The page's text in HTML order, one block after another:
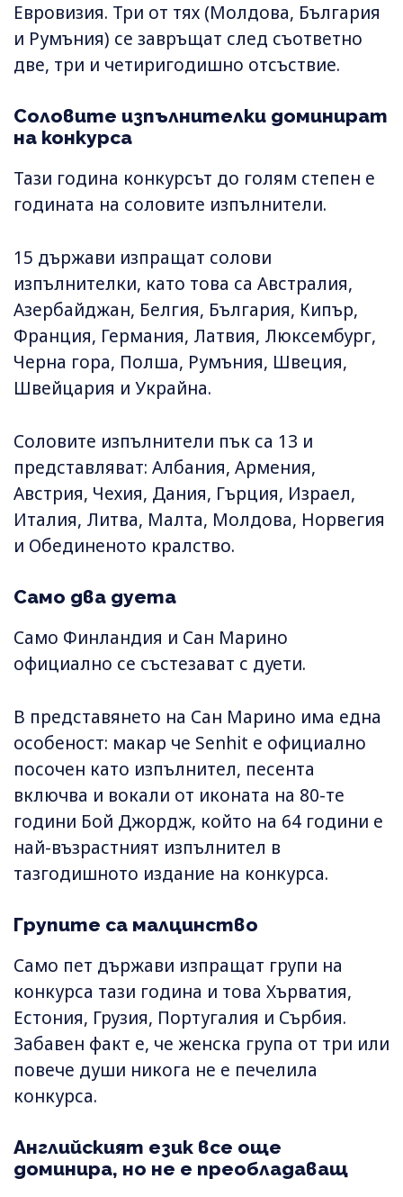
Евровизия. Три от тях (Молдова, България
и Румъния) се завръщат след съответно
две, три и четиригодишно отсъствие.
Соловите изпълнителки доминират
на конкурса
Тази година конкурсът до голям степен е
годината на соловите изпълнители.
15 държави изпращат солови
изпълнителки, като това са Австралия,
Азербайджан, Белгия, България, Кипър,
Франция, Германия, Латвия, Люксембург,
Черна гора, Полша, Румъния, Швеция,
Швейцария и Украйна.
Соловите изпълнители пък са 13 и
представляват: Албания, Армения,
Австрия, Чехия, Дания, Гърция, Израел,
Италия, Литва, Малта, Молдова, Норвегия
и Обединеното кралство.
Само два дуета
Само Финландия и Сан Марино
официално се състезават с дуети.
В представянето на Сан Марино има една
особеност: макар че Senhit е официално
посочен като изпълнител, песента
включва и вокали от иконата на 80-те
години Бой Джордж, който на 64 години е
най-възрастният изпълнител в
тазгодишното издание на конкурса.
Групите са малцинство
Само пет държави изпращат групи на
конкурса тази година и това Хърватия,
Естония, Грузия, Португалия и Сърбия.
Забавен факт е, че женска група от три или
повече души никога не е печелила
конкурса.
Английският език все още
доминира, но не е преобладаващ